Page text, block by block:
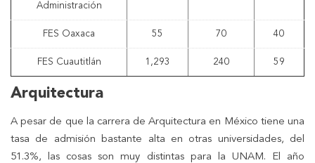
Administración
FES Oaxaca 55 70 40
FES Cuautitlán 1,293 240 59
Arquitectura
A pesar de que la carrera de Arquitectura en México tiene una
tasa de admisión bastante alta en otras universidades, del
51.3%, las cosas son muy distintas para la UNAM. El año